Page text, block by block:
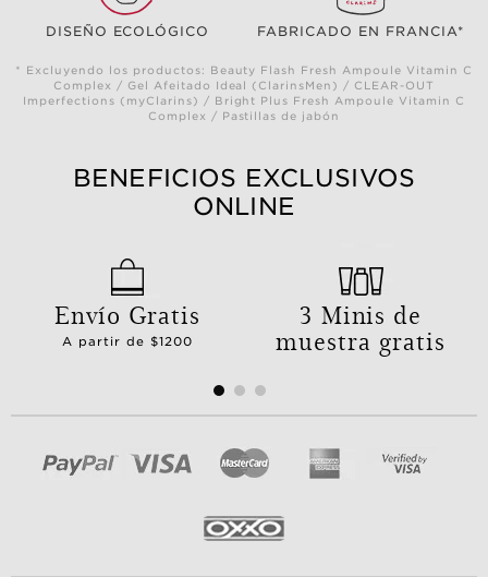
DISEÑO ECOLÓGICO FABRICADO EN FRANCIA*
* Excluyendo los productos: Beauty Flash Fresh Ampoule Vitamin C
Complex / Gel Afeitado Ideal (ClarinsMen) / CLEAR-OUT
Imperfections (myClarins) / Bright Plus Fresh Ampoule Vitamin C
Complex / Pastillas de jabón
BENEFICIOS EXCLUSIVOS
ONLINE
Envío Gratis
A partir de $1200
3 Minis de
muestra gratis